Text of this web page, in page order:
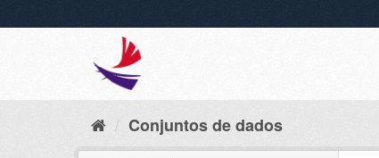
Conjuntos de dados